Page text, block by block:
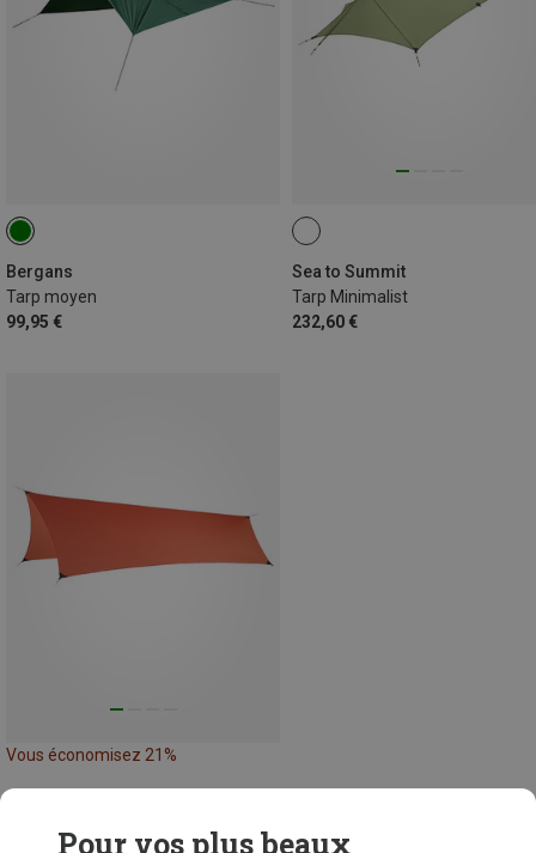
Bergans
Tarp moyen
99,95 €
Sea to Summit
Tarp Minimalist
232,60 €
Vous économisez 21%
48 de 48 articles vus
Pour vos plus beaux